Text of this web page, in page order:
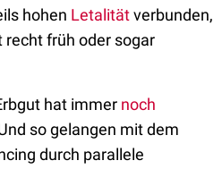
hohen Letalitätverbunden,
recht früh oder sogar
hat immer noch
so gelangen mit dem
durch parallele